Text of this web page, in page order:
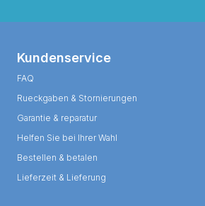
Kundenservice
FAQ
Rueckgaben & Stornierungen
Garantie & reparatur
Helfen Sie bei Ihrer Wahl
Bestellen & betalen
Lieferzeit & Lieferung